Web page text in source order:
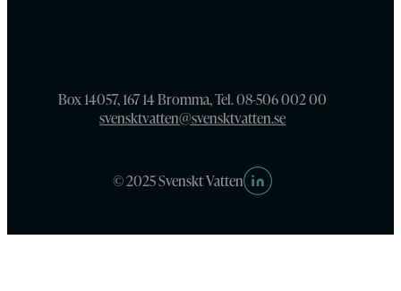
Box 14057, 167 14 Bromma, Tel. 08-506 002 00
svensktvatten@svensktvatten.se
© 2025 Svenskt Vatten